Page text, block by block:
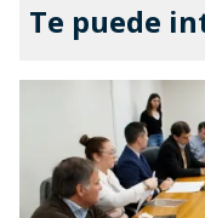
Te puede